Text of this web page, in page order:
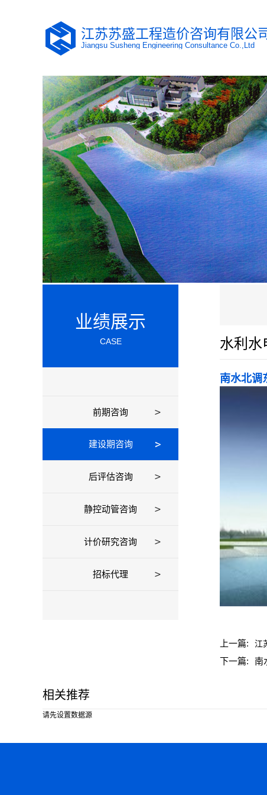
江苏苏盛工程造价咨询有限公
Jiangsu Susheng Engineering Consultance Co.,Ltd
业绩展示
CASE
前期咨询
建设期咨询
后评估咨询
静控动管咨询
计价研究咨询
招标代理
水利水
南水北调
上一篇: 江
下一篇: 南
相关推荐
请先设置数据源